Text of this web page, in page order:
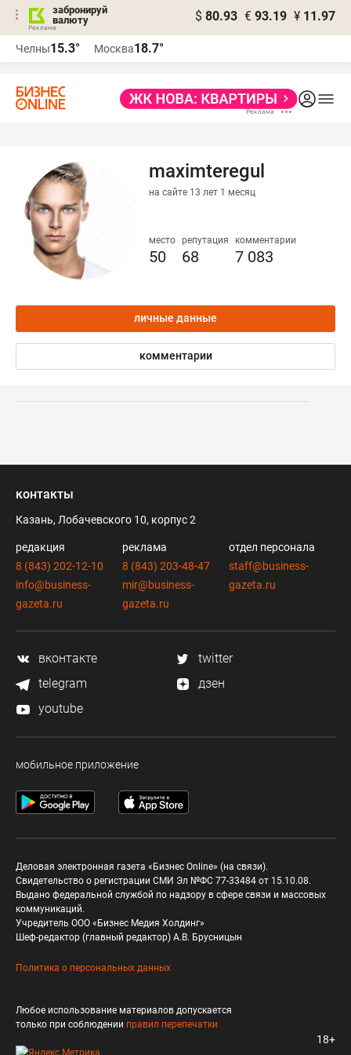
забронируй
валюту
$ 80.93 € 93.19 ¥ 11.97
Челны15.3° Москва18.7°
maximteregul
на сайте 13 лет 1 месяц
место
50
репутация
68
комментарии
7 083
личные данные
комментарии
контакты
Казань, Лобачевского 10, корпус 2
редакция
8 (843) 202-12-10
info@business-
gazeta.ru
реклама
8 (843) 203-48-47
mir@business-
gazeta.ru
отдел персонала
staff@business-
gazeta.ru
вконтакте
twitter
telegram
дзен
youtube
мобильное приложение
Деловая электронная газета «Бизнес Online» (на связи).
Свидетельство о регистрации СМИ Эл №ФС 77-33484 от 15.10.08.
Выдано федеральной службой по надзору в сфере связи и массовых
коммуникаций.
Учредитель ООО «Бизнес Медия Холдинг»
Шеф-редактор (главный редактор) А.В. Брусницын
Политика о персональных данных
Любое использование материалов допускается
только при соблюдении правил перепечатки
18+